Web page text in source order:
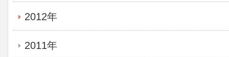
2012年
2011年